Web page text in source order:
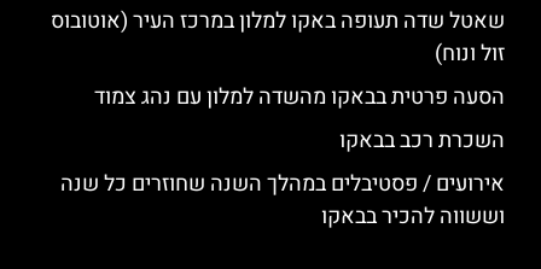
שאטל שדה תעופה באקו למלון במרכז העיר (אוטובוס
זול ונוח)
הסעה פרטית בבאקו מהשדה למלון עם נהג צמוד
השכרת רכב בבאקו
אירועים / פסטיבלים במהלך השנה שחוזרים כל שנה
וששווה להכיר בבאקו